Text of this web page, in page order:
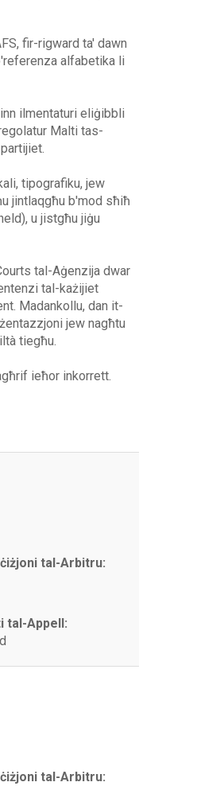
fir-rigward ta' dawn
alfabetika li
ilmentaturi eliġibbli
Malti tas-
tipografiku, jew
jintlaqgħu b'mod sħiħ
u jistgħu jiġu
tal-Aġenzija dwar
tal-każijiet
Madankollu, dan it-
jew nagħtu
tiegħu.
ieħor inkorrett.
tal-Arbitru:
tal-Appell:
tal-Arbitru: